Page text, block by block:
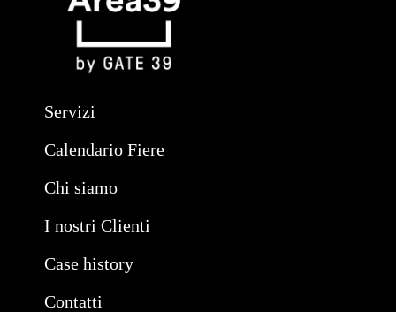
Servizi
Calendario Fiere
Chi siamo
I nostri Clienti
Case history
Contatti